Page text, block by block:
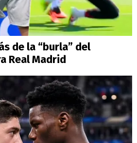
de la “burla” del
Real Madrid